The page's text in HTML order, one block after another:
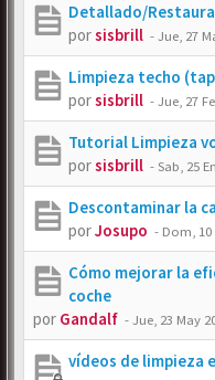
Detallado/
porsisbrill -Jue, 27
Limpieza techo
porsisbrill -Jue, 27
Tutorial Limpieza
porsisbrill -Sab, 25
Descontaminar la
porJosupo - Dom, 10
Cómo mejorar la
coche
por Gandalf -Jue, 23 May
vídeos de limpieza